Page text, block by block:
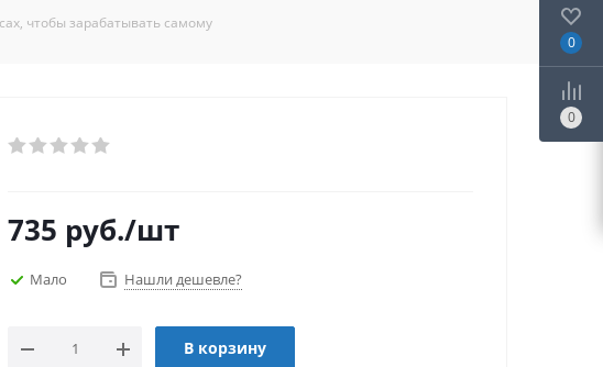
чтобы зарабатывать самому
735 руб./шт
Мало Нашли дешевле?
В корзину
0
0